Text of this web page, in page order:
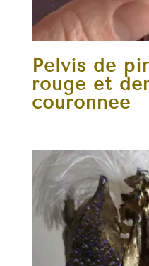
Pelvis de
rouge et
couronnée